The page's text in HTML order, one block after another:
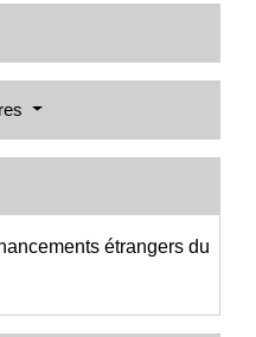
étrangers du